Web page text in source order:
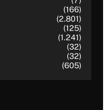
(166)
(2.801)
(125)
(1.241)
(32)
(32)
(605)